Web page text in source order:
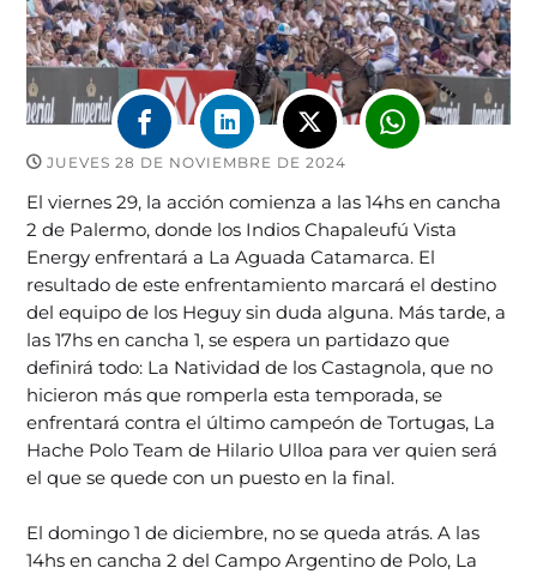
JUEVES 28 DE NOVIEMBRE DE 2024
El viernes 29, la acción comienza a las 14hs en cancha
2 de Palermo, donde los Indios Chapaleufú Vista
Energy enfrentará a La Aguada Catamarca. El
resultado de este enfrentamiento marcará el destino
del equipo de los Heguy sin duda alguna. Más tarde, a
las 17hs en cancha 1, se espera un partidazo que
definirá todo: La Natividad de los Castagnola, que no
hicieron más que romperla esta temporada, se
enfrentará contra el último campeón de Tortugas, La
Hache Polo Team de Hilario Ulloa para ver quien será
el que se quede con un puesto en la final.
El domingo 1 de diciembre, no se queda atrás. A las
14hs en cancha 2 del Campo Argentino de Polo, La